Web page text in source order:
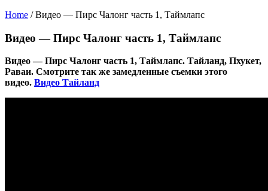
Home / Видео — Пирс Чалонг часть 1, Таймлапс
Видео — Пирс Чалонг часть 1, Таймлапс
Видео — Пирс Чалонг часть 1, Таймлапс. Тайланд, Пхукет,
Раваи. Смотрите так же замедленные съемки этого
видео. Видео Тайланд